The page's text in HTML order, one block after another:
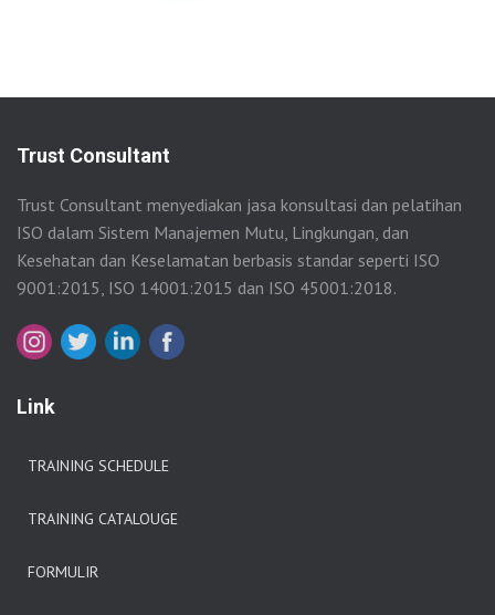
Trust Consultant
Trust Consultant menyediakan jasa konsultasi dan pelatihan
ISO dalam Sistem Manajemen Mutu, Lingkungan, dan
Kesehatan dan Keselamatan berbasis standar seperti ISO
9001:2015, ISO 14001:2015 dan ISO 45001:2018.
Link
TRAINING SCHEDULE
TRAINING CATALOUGE
FORMULIR